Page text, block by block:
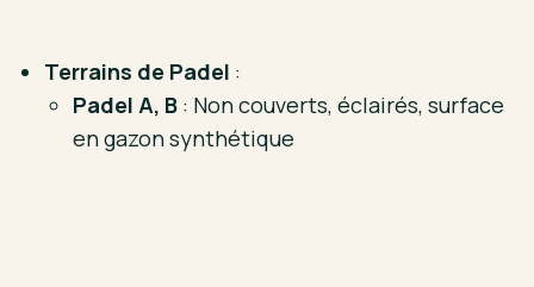
Terrains de Padel :
Padel A, B : Non couverts, éclairés, surface
en gazon synthétique